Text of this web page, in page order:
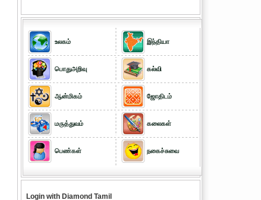
உலகம்
பொதுஅறிவு
ஆன்மிகம்
மருத்துவம்
பெண்கள்
இந்தியா
கல்வி
ஜோதிடம்
கலைகள்
நகைச்சுவை
Login with Diamond Tamil